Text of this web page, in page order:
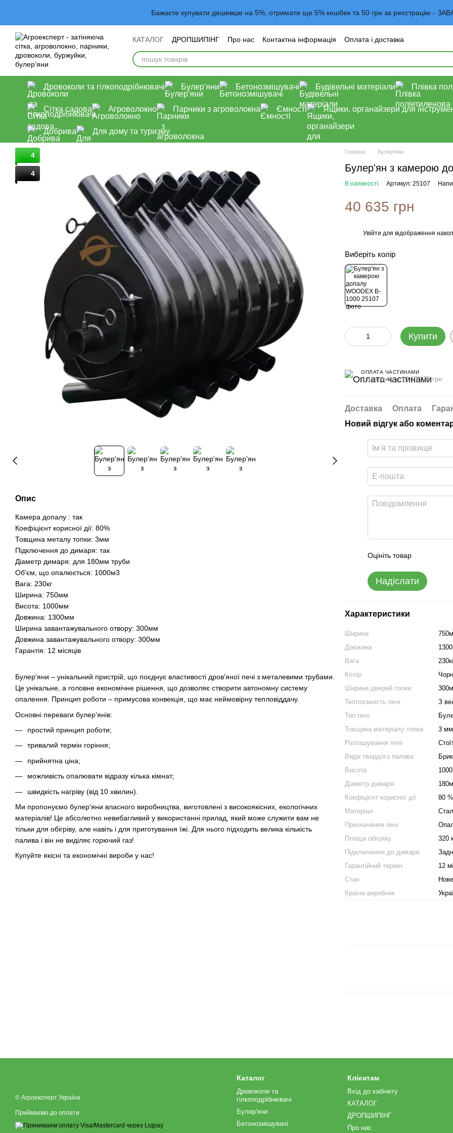
Бажаєте купувати дешевше на 5%, отримати ще 5% кешбек та 50 грн за реєстрацію -
КАТАЛОГ ДРОПШИПІНГ Про нас Контактна інформація
Оплата і доставка
Обмін та повернення
Угода користувача Договор оферта Блог
Дровоколи та гілкоподрібнювачі Булер'яни Бетонозмішувачі Будівельні матеріали Плівка
Сітка садова Агроволокно Парники з агроволокна Ємності Ящики, органайзери для
Добрива Для дому та туризму
4
4
Опис
Камера допалу : так
Коефіцієнт корисної дії: 80%
Товщина металу топки: 3мм
Підключення до димаря: так
Діаметр димаря: для 180мм труби
Об'єм, що опалюється: 1000м3
Вага: 230кг
Ширина: 750мм
Висота: 1000мм
Довжина: 1300мм
Ширина завантажувального отвору: 300мм
Довжина завантажувального отвору: 300мм
Гарантія: 12 місяців
Булер'яни – унікальний пристрій, що поєднує властивості дров'яної печі з металевими трубами.
Це унікальне, а головне економічне рішення, що дозволяє створити автономну систему
опалення. Принцип роботи – примусова конвекція, що має неймовірну тепловіддачу.
Основні переваги булер'янів:
простий принцип роботи;
тривалий термін горіння;
прийнятна ціна;
можливість опалювати відразу кілька кімнат;
швидкість нагріву (від 10 хвилин).
Ми пропонуємо булер'яни власного виробництва, виготовлені з високоякісних, екологічних
матеріалів! Це абсолютно невибагливий у використанні прилад, який може служити вам не
тільки для обігріву, але навіть і для приготування їжі. Для нього підходить велика кількість
палива і він не виділяє горючий газ!
Купуйте якісні та економічні вироби у нас!
Головна Булер'яни
Булер'ян з камерою
В наявності Артикул: 25107
40 635 грн
Увійти для відображення
Виберіть колір
Купити
ОПЛАТА ЧАСТИНАМИ
4 платежі по 10 158.75 грн
Доставка Оплата
Новий відгук або
Оцініть товар
Надіслати
Характеристики
Ширина
Довжина
Вага
Колір
Ширина дверей топки
Теплоємність печі
З
Тип печі
Товщина матеріалу топки
3 мм
Розташування печі
Види твердого палива
Висота
Діаметр димаря
Коефіцієнт корисної дії
80 %
Матеріал
Призначення печі
Площа обігріву
320
Підключення до димаря
Гарантійний термін
12
Стан
Нове
Країна виробник
© Агроексперт Україна
Приймаємо до оплати
Каталог
Дровоколи та
гілкоподрібнювачі
Булер'яни
Бетонозмішувачі
Клієнтам
Вхід до кабінету
КАТАЛОГ
ДРОПШИПІНГ
Про нас